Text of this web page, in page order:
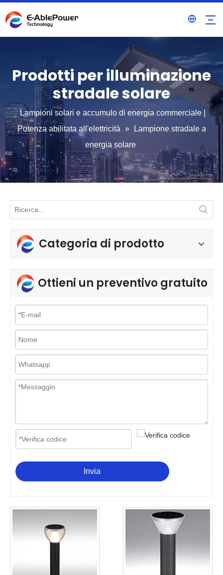
Prodotti per illuminazione
stradale solare
Lampioni solari e accumulo di energia commerciale |
Potenza abilitata all'elettricità »
Lampione stradale a
energia solare
Categoria di prodotto
Ottieni un preventivo gratuito
Invia